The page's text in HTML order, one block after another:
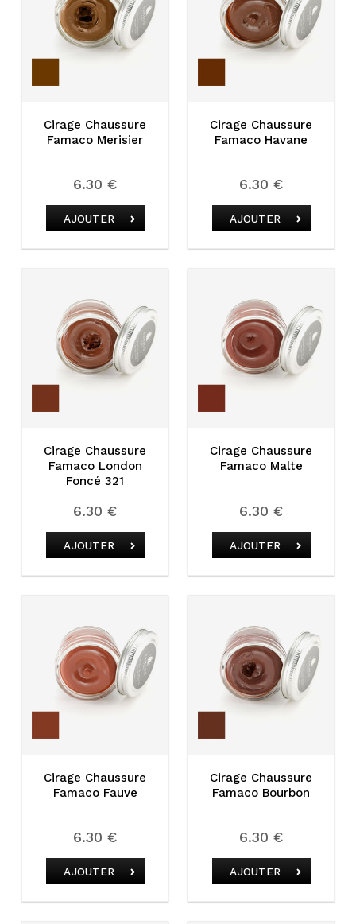
Cirage Chaussure
Famaco Merisier
6.30 €
AJOUTER
Cirage Chaussure
Famaco Havane
6.30 €
AJOUTER
Cirage Chaussure
Famaco London
Foncé 321
6.30 €
AJOUTER
Cirage Chaussure
Famaco Malte
6.30 €
AJOUTER
Cirage Chaussure
Famaco Fauve
6.30 €
AJOUTER
Cirage Chaussure
Famaco Bourbon
6.30 €
AJOUTER